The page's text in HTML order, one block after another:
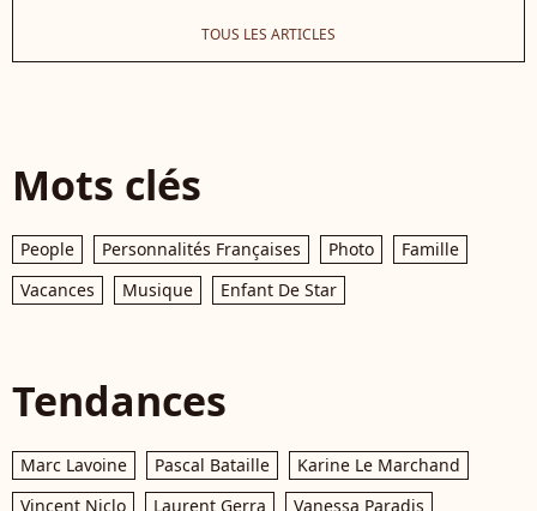
TOUS LES ARTICLES
Mots clés
People Personnalités Françaises Photo
Famille
Vacances
Musique Enfant De Star
Tendances
Marc Lavoine Pascal Bataille
Karine Le Marchand
Vincent Niclo
Laurent Gerra Vanessa Paradis